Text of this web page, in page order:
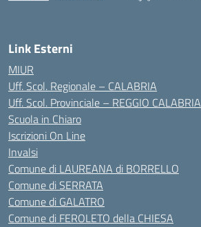
Link Esterni
MIUR
Uff. Scol. Regionale – CALABRIA
Uff. Scol. Provinciale – REGGIO CALABRIA
Scuola in Chiaro
Iscrizioni On Line
Invalsi
Comune di LAUREANA di BORRELLO
Comune di SERRATA
Comune di GALATRO
Comune di FEROLETO della CHIESA